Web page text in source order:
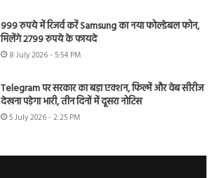
999 रुपये में रिजर्व करें Samsung का नया फोल्डेबल फोन,
मिलेंगे 2799 रुपये के फायदे
8 July 2026 - 5:54 PM
Telegram पर सरकार का बड़ा एक्शन, फिल्में और वेब सीरीज
देखना पड़ेगा भारी, तीन दिनों में दूसरा नोटिस
5 July 2026 - 2:25 PM